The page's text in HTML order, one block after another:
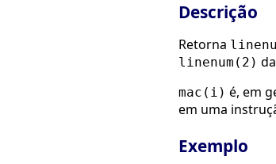
Descrição
Retorna
linenum(2)
mac(i) é, em
em uma
Exemplo